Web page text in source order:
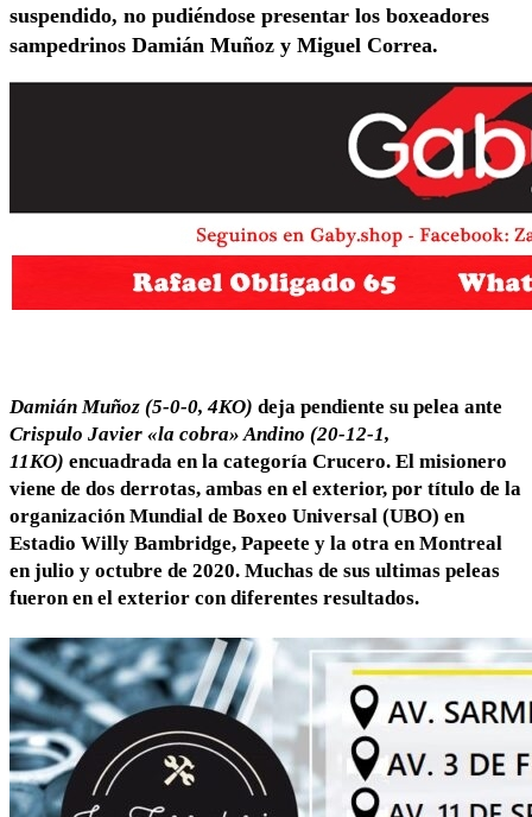
suspendido, no pudiéndose presentar los boxeadores
sampedrinos Damián Muñoz y Miguel Correa.
Damián Muñoz (5-0-0, 4KO) deja pendiente su pelea ante
Crispulo Javier «la cobra» Andino (20-12-1,
11KO) encuadrada en la categoría Crucero. El misionero
viene de dos derrotas, ambas en el exterior, por título de la
organización Mundial de Boxeo Universal (UBO) en
Estadio Willy Bambridge, Papeete y la otra en Montreal
en julio y octubre de 2020. Muchas de sus ultimas peleas
fueron en el exterior con diferentes resultados.